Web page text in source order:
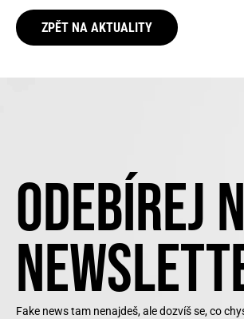
ZPĚT NA AKTUALITY
ODEBÍREJ
Fake news tam nenajdeš, ale dozvíš se, co